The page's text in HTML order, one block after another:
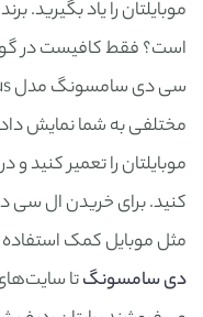
است؟ فقط کافیست در
مختلفی به شما نمایش
موبایلتان را تعمیر کنید
کنید. برای خریدن ال سی
مثل موبایل کمک
دی سامسونگتا